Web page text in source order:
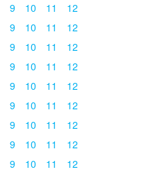
9 10 11
12
9 10 11
12
9 10 11
12
9 10 11
12
9 10 11
12
9 10 11
12
9 10 11
12
9 10 11
12
9 10 11
12